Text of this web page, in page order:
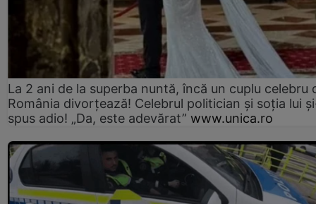
La 2 ani de la superba nuntă, încă un cuplu celebru
România divorțează! Celebrul politician și soția lui
spus adio! „Da, este adevărat” www.unica.ro